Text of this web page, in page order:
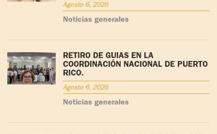
Agosto 6, 2026
Noticias generales
RETIRO DE GUÍAS EN LA
COORDINACIÓN NACIONAL DE PUERTO
RICO.
Agosto 6, 2026
Noticias generales